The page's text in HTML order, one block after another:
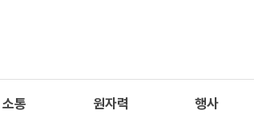
소통 원자력 행사